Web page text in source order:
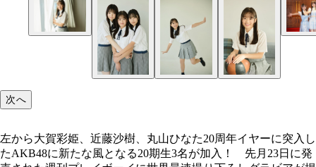
次へ
左から大賀彩姫、近藤沙樹、丸山ひなた20周年イヤーに突入し
たAKB48に新たな風となる20期生3名が加入！ 先月23日に発